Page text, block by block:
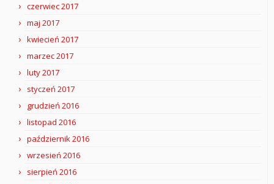
czerwiec 2017
maj 2017
kwiecień 2017
marzec 2017
luty 2017
styczeń 2017
grudzień 2016
listopad 2016
październik 2016
wrzesień 2016
sierpień 2016